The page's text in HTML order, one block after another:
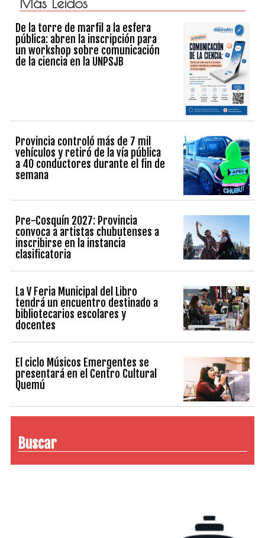
De la torre de marfil a la esfera
pública: abren la inscripción para
un workshop sobre comunicación
de la ciencia en la UNPSJB
Provincia controló más de 7 mil
vehículos y retiró de la vía pública
a 40 conductores durante el fin de
semana
Pre-Cosquín 2027: Provincia
convoca a artistas chubutenses a
inscribirse en la instancia
clasificatoria
La V Feria Municipal del Libro
tendrá un encuentro destinado a
bibliotecarios escolares y
docentes
El ciclo Músicos Emergentes se
presentará en el Centro Cultural
Quemú
Buscar